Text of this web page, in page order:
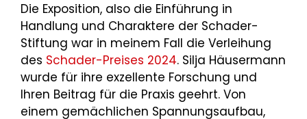
Die Exposition, also die Einführung in
Handlung und Charaktere der Schader-
Stiftung war in meinem Fall die Verleihung
des Schader-Preises 2024. Silja Häusermann
wurde für ihre exzellente Forschung und
Ihren Beitrag für die Praxis geehrt. Von
einem gemächlichen Spannungsaufbau,